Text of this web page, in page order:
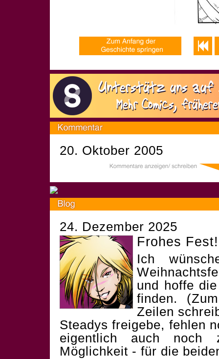
20. Oktober 2005
24. Dezember 2025
Frohes Fest!
Ich
und hoffe
finden.
Zeilen
Steadys freigebe, fehlen
eigentlich auch noch
Möglichkeit - für die